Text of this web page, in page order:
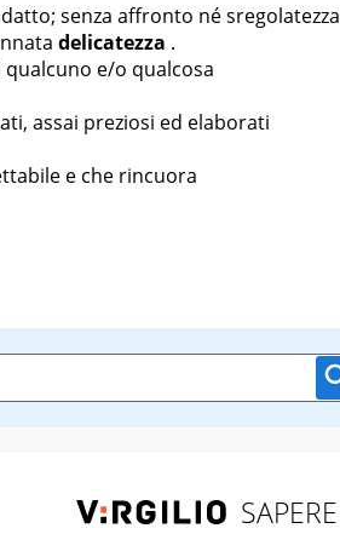
senza affronto né sregolatezza
delicatezza .
e/o qualcosa
assai preziosi ed elaborati
e che rincuora
SAPERE